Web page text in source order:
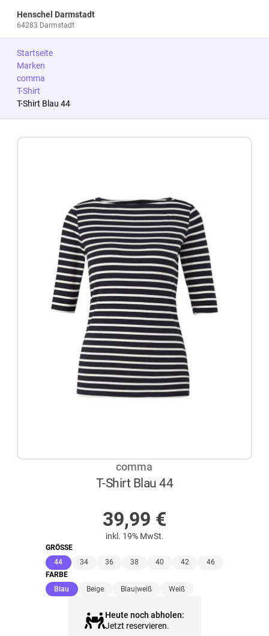
Henschel Darmstadt
64283 Darmstadt
Startseite
Marken
comma
T-Shirt
T-Shirt Blau 44
comma
T-Shirt Blau 44
39,99 €
inkl. 19% MwSt.
GRÖSSE
44(ausgewählt)
34 36 38 40 42
46
FARBE
Blau (ausgewählt)
Beige Blau|weiß Weiß
Heute noch abholen:
Jetzt reservieren.